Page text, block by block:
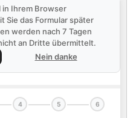
in Ihrem Browser
Sie das Formular später
werden nach 7 Tagen
an Dritte übermittelt.
Nein danke
4 5 6